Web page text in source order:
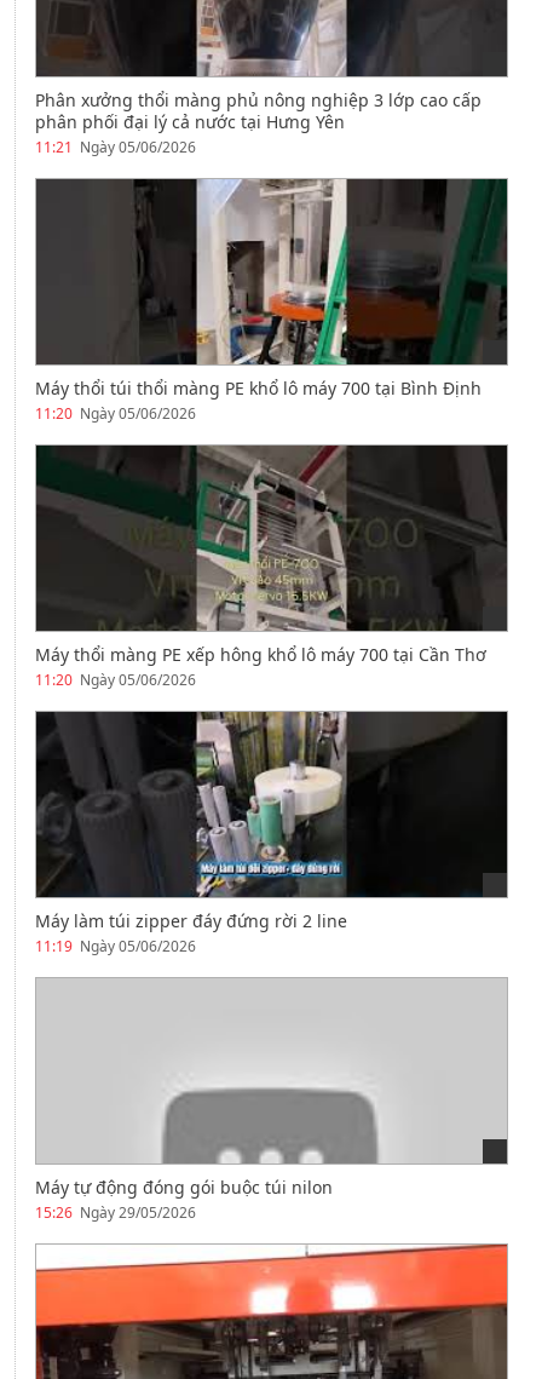
Phân xưởng thổi màng phủ nông nghiệp 3 lớp cao cấp
phân phối đại lý cả nước tại Hưng Yên
11:21 Ngày 05/06/2026
Máy thổi túi thổi màng PE khổ lô máy 700 tại Bình Định
11:20 Ngày 05/06/2026
Máy thổi màng PE xếp hông khổ lô máy 700 tại Cần Thơ
11:20 Ngày 05/06/2026
Máy làm túi zipper đáy đứng rời 2 line
11:19 Ngày 05/06/2026
Máy tự động đóng gói buộc túi nilon
15:26 Ngày 29/05/2026